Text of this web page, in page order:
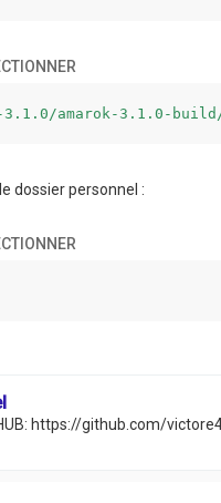
3.1.0/amarok-3.1.0-
dossier personnel :
https://github.com/